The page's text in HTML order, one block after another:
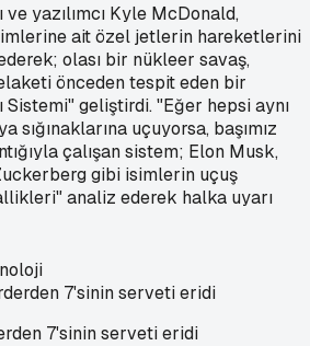
ve yazılımcı Kyle McDonald,
ait özel jetlerin hareketlerini
olası bir nükleer savaş,
önceden tespit eden bir
Sistemi" geliştirdi. "Eğer hepsi aynı
sığınaklarına uçuyorsa, başımız
çalışan sistem; Elon Musk,
gibi isimlerin uçuş
analiz ederek halka uyarı
7'sinin serveti eridi